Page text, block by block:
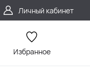
Личный кабинет
Избранное